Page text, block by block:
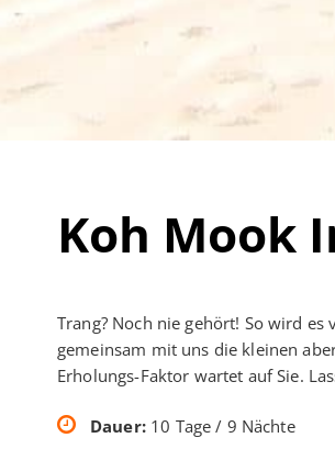
Koh Mook
Trang? Noch nie gehört! So wird es
gemeinsam mit uns die kleinen
Erholungs-Faktor wartet auf Sie.
Dauer:10 Tage / 9 Nächte